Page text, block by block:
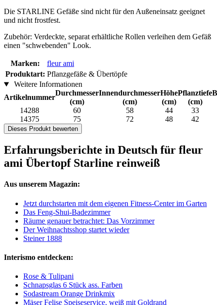
Die STARLINE Gefäße sind nicht für den Außeneinsatz geeignet
und nicht frostfest.
Zubehör: Verdeckte, separat erhältliche Rollen verleihen dem Gefäß
einen "schwebenden" Look.
Marken:
fleur ami
Produktart: Pflanzgefäße & Übertöpfe
Weitere Informationen
Artikelnummer
Durchmesser
(cm)
Innendurchmesser
(cm)
Höhe
(cm)
Pflanztiefe
(cm)
14288 60 58 44
33
14375
75 72 48 42
Dieses Produkt bewerten
Erfahrungsberichte in Deutsch für fleur
ami Übertopf Starline reinweiß
Aus unserem Magazin:
Jetzt durchstarten mit dem eigenen Fitness-Center im Garten
Das Feng-Shui-Badezimmer
Räume genauer betrachtet: Das Vorzimmer
Der Weihnachtsshop startet wieder
Steiner 1888
Interismo entdecken:
Rose & Tulipani
Schnapsglas 6 Stück ass. Farben
Sodastream Orange Drinkmix
Mäser Felise Speiseservice, weiß mit Goldrand